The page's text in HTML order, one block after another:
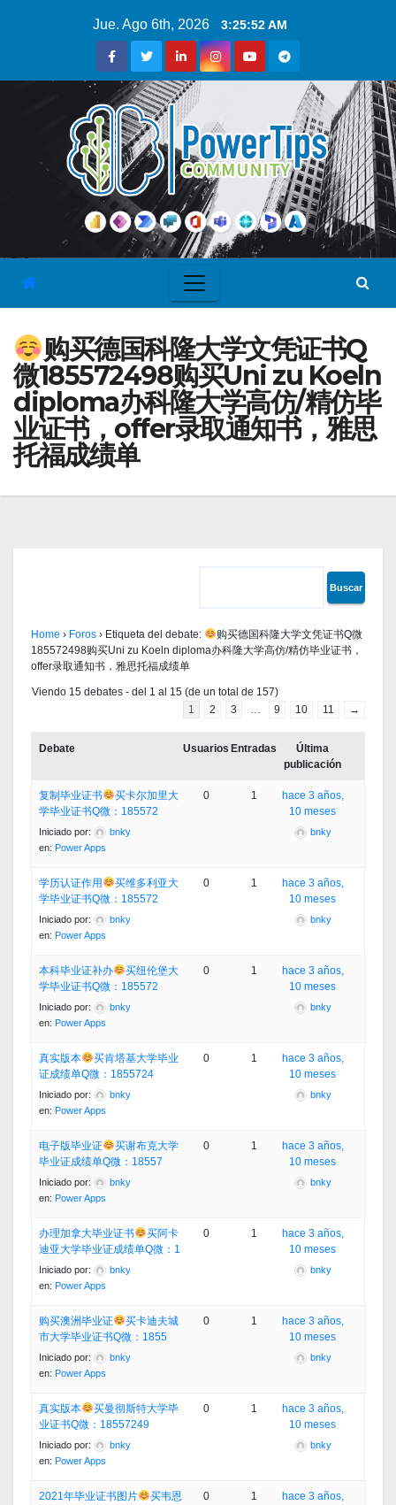
Jue. Ago 6th, 2026 3:25:53 AM
购买德国科隆大学文凭证书Q
微185572498购买Uni zu Koeln
diploma办科隆大学高仿/精仿毕
业证书，offer录取通知书，雅思
托福成绩单
Home › Foros › Etiqueta del debate:
购买德国科隆大学文凭证书Q微
185572498购买Uni zu Koeln diploma办科隆大学高仿/精仿毕业证书，
offer录取通知书，雅思托福成绩单
Viendo 15 debates - del 1 al 15 (de un total de 157)
1
2 3 … 9 10 11 →
Debate Usuarios Entradas
Última
publicación
复制毕业证书
买卡尔加里大
学毕业证书Q微：185572
Iniciado por:
bnky
en: Power Apps
0 1
hace 3 años,
10 meses
bnky
学历认证作用
买维多利亚大
学毕业证书Q微：185572
Iniciado por:
bnky
en: Power Apps
0 1
hace 3 años,
10 meses
bnky
本科毕业证补办
买纽伦堡大
学毕业证书Q微：185572
Iniciado por:
bnky
en: Power Apps
0 1
hace 3 años,
10 meses
bnky
真实版本
买肯塔基大学毕业
证成绩单Q微：1855724
Iniciado por:
bnky
en: Power Apps
0 1
hace 3 años,
10 meses
bnky
电子版毕业证
买谢布克大学
毕业证成绩单Q微：18557
Iniciado por:
bnky
en: Power Apps
0 1
hace 3 años,
10 meses
bnky
办理加拿大毕业证书
买阿卡
迪亚大学毕业证成绩单Q微：1
Iniciado por:
bnky
en: Power Apps
0 1
hace 3 años,
10 meses
bnky
购买澳洲毕业证
买卡迪夫城
市大学毕业证书Q微：1855
Iniciado por:
bnky
en: Power Apps
0 1
hace 3 años,
10 meses
bnky
真实版本
买曼彻斯特大学毕
业证书Q微：18557249
Iniciado por:
bnky
en: Power Apps
0 1
hace 3 años,
10 meses
bnky
2021年毕业证书图片
买韦恩
0 1
hace 3 años,